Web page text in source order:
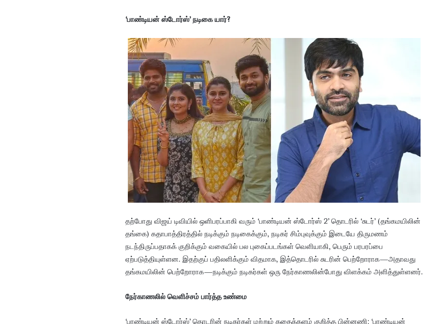
‘பாண்டியன் ஸ்டோர்ஸ்’ நடிகை யார்?
தற்போது விஜய் டிவியில் ஒளிபரப்பாகி வரும் ‘பாண்டியன் ஸ்டோர்ஸ் 2’ தொடரில் ‘சுடர்’ (தங்கமயிலின்
தங்கை) கதாபாத்திரத்தில் நடிக்கும் நடிகைக்கும், நடிகர் சிம்புவுக்கும் இடையே திருமணம்
நடந்திருப்பதாகக் குறிக்கும் வகையில் பல புகைப்படங்கள் வெளியாகி, பெரும் பரபரப்பை
ஏற்படுத்தியுள்ளன. இதற்குப் பதிலளிக்கும் விதமாக, இத்தொடரில் சுடரின் பெற்றோராக—அதாவது
தங்கமயிலின் பெற்றோராக—நடிக்கும் நடிகர்கள் ஒரு நேர்காணலின்போது விளக்கம் அளித்துள்ளனர்.
நேர்காணலில் வெளிச்சம் பார்த்த உண்மை
‘பாண்டியன் ஸ்டோர்ஸ்’ தொடரின் நடிகர்கள் மற்றும் கதைக்களம் குறித்த பின்னணி: ‘பாண்டியன்